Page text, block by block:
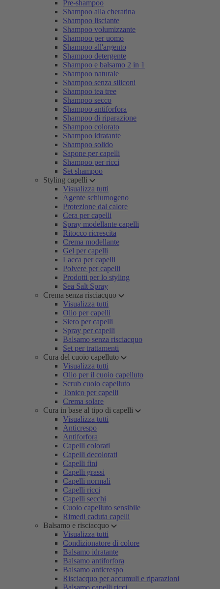
Pre-shampoo
Shampoo alla cheratina
Shampoo lisciante
Shampoo volumizzante
Shampoo per uomo
Shampoo all'argento
Shampoo detergente
Shampoo e balsamo 2 in 1
Shampoo naturale
Shampoo senza siliconi
Shampoo tea tree
Shampoo secco
Shampoo antiforfora
Shampoo di riparazione
Shampoo colorato
Shampoo idratante
Shampoo solido
Sapone per capelli
Shampoo per ricci
Set shampoo
Styling capelli
Visualizza tutti
Agente schiumogeno
Protezione dal calore
Cera per capelli
Spray modellante capelli
Ritocco ricrescita
Crema modellante
Gel per capelli
Lacca per capelli
Polvere per capelli
Prodotti per lo styling
Sea Salt Spray
Crema senza risciacquo
Visualizza tutti
Olio per capelli
Siero per capelli
Spray per capelli
Balsamo senza risciacquo
Set per trattamenti
Cura del cuoio capelluto
Visualizza tutti
Olio per il cuoio capelluto
Scrub cuoio capelluto
Tonico per capelli
Crema solare
Cura in base al tipo di capelli
Visualizza tutti
Anticrespo
Antiforfora
Capelli colorati
Capelli decolorati
Capelli fini
Capelli grassi
Capelli normali
Capelli ricci
Capelli secchi
Cuoio capelluto sensibile
Rimedi caduta capelli
Balsamo e risciacquo
Visualizza tutti
Condizionatore di colore
Balsamo idratante
Balsamo antiforfora
Balsamo anticrespo
Risciacquo per accumuli e riparazioni
Balsamo capelli ricci